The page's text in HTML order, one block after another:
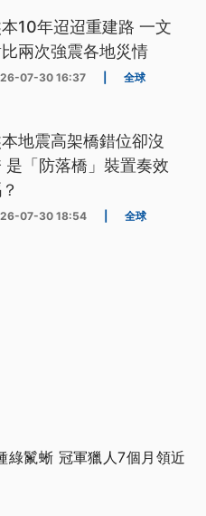
10年迢迢重建路 一文
兩次強震各地災情
07-30 16:37 全球
地震高架橋錯位卻沒
是「防落橋」裝置奏效
07-30 18:54 全球
綠鬣蜥 冠軍獵人7個月領近